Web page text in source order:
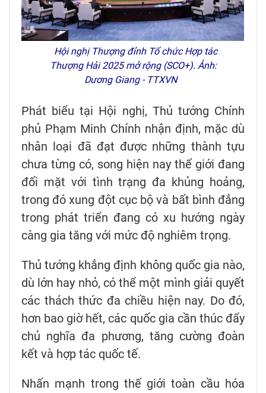
Hội nghị Thượng đỉnh Tổ chức Hợp tác
Thượng Hải 2025 mở rộng (SCO+). Ảnh:
Dương Giang - TTXVN
Phát biểu tại Hội nghị, Thủ tướng Chính
phủ Phạm Minh Chính nhận định, mặc dù
nhân loại đã đạt được những thành tựu
chưa từng có, song hiện nay thế giới đang
đối mặt với tình trạng đa khủng hoảng,
trong đó xung đột cục bộ và bất bình đẳng
trong phát triển đang có xu hướng ngày
càng gia tăng với mức độ nghiêm trọng.
Thủ tướng khẳng định không quốc gia nào,
dù lớn hay nhỏ, có thể một mình giải quyết
các thách thức đa chiều hiện nay. Do đó,
hơn bao giờ hết, các quốc gia cần thúc đẩy
chủ nghĩa đa phương, tăng cường đoàn
kết và hợp tác quốc tế.
Nhấn mạnh trong thế giới toàn cầu hóa